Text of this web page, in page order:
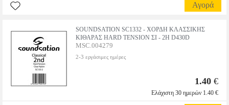
Αγορά
SOUNDSATION SC1332 - ΧΟΡΔΗ ΚΛΑΣΣΙΚΗΣ
ΚΙΘΑΡΑΣ HARD TENSION ΣΙ - 2Η D430D
MSC.004279
2-3 εργάσιμες ημέρες
1.40 €
Ελάχιστη 30 ημερών 1.40 €